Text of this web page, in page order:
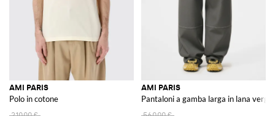
AMI PARIS
Polo in cotone
AMI PARIS
Pantaloni a gamba larga in lana